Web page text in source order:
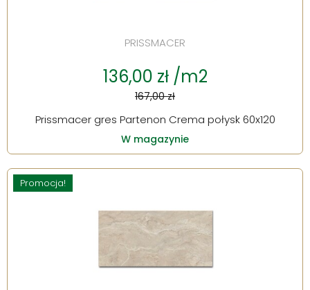
PRISSMACER
136,00 zł /m2
167,00 zł
Prissmacer gres Partenon Crema połysk 60x120
W magazynie
Promocja!